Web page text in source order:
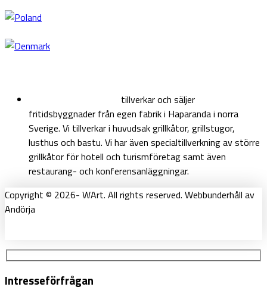
tillverkar och säljer
fritidsbyggnader från egen fabrik i Haparanda i norra
Sverige. Vi tillverkar i huvudsak grillkåtor, grillstugor,
lusthus och bastu. Vi har även specialtillverkning av större
grillkåtor för hotell och turismföretag samt även
restaurang- och konferensanläggningar.
Copyright © 2026- WArt. All rights reserved. Webbunderhåll av
Andörja
Intresseförfrågan